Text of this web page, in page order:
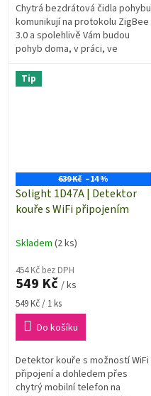
Chytrá bezdrátová čidla pohybu
komunikují na protokolu ZigBee
3.0 a spolehlivě Vám budou
pohyb doma, v práci, ve
místnostech, no prostě všude
tam kde...
Tip
639 Kč –14 %
Solight 1D47A | Detektor
kouře s WiFi připojením
Skladem (2 ks)
454 Kč bez DPH
549 Kč / ks
Měrná
cena:
549 Kč / 1 ks
Do košíku
Detektor kouře s možností WiFi
připojení a dohledem přes
chytrý mobilní telefon na